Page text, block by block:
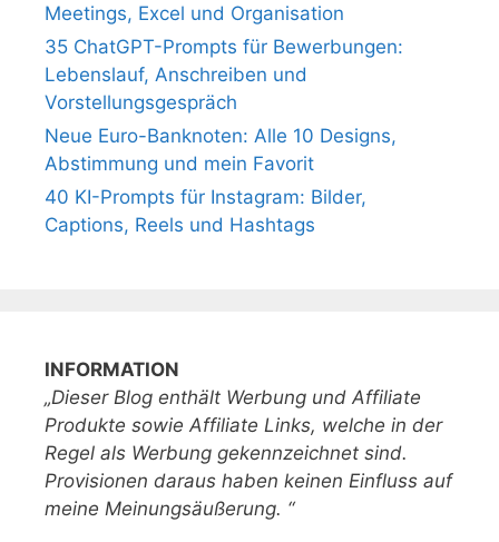
Meetings, Excel und Organisation
35 ChatGPT-Prompts für Bewerbungen:
Lebenslauf, Anschreiben und
Vorstellungsgespräch
Neue Euro-Banknoten: Alle 10 Designs,
Abstimmung und mein Favorit
40 KI-Prompts für Instagram: Bilder,
Captions, Reels und Hashtags
INFORMATION
„Dieser Blog enthält Werbung und Affiliate
Produkte sowie Affiliate Links, welche in der
Regel als Werbung gekennzeichnet sind.
Provisionen daraus haben keinen Einfluss auf
meine Meinungsäußerung. “